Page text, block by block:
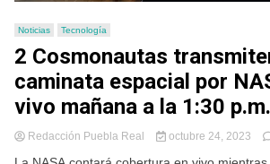
Noticias Tecnología
2 Cosmonautas
caminata espacial por
vivo mañana a la 1:30 p.m.
Redacción Puebla Real octubre 24, 2023